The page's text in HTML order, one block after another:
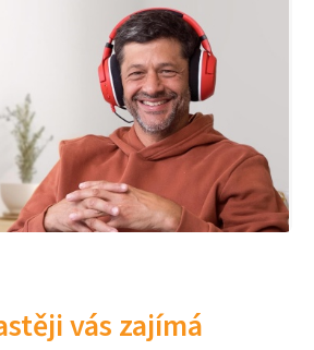
vás zajímá